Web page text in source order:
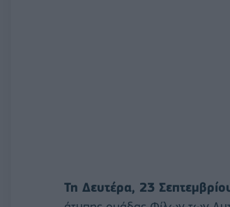
Τη Δευτέρα, 23